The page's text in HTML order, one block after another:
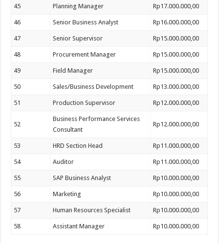
45 Planning Manager Rp17.000.000,00
46 Senior Business Analyst Rp16.000.000,00
47 Senior Supervisor Rp15.000.000,00
48 Procurement Manager Rp15.000.000,00
49 Field Manager Rp15.000.000,00
50 Sales/Business Development Rp13.000.000,00
51 Production Supervisor Rp12.000.000,00
52
Business Performance Services
Consultant
Rp12.000.000,00
53 HRD Section Head Rp11.000.000,00
54 Auditor Rp11.000.000,00
55 SAP Business Analyst Rp10.000.000,00
56 Marketing Rp10.000.000,00
57 Human Resources Specialist Rp10.000.000,00
58 Assistant Manager Rp10.000.000,00